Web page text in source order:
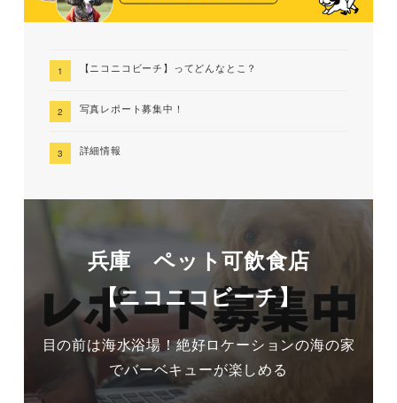
【ニコニコビーチ】ってどんなとこ？
写真レポート募集中！
詳細情報
兵庫 ペット可飲食店
【ニコニコビーチ】
目の前は海水浴場！絶好ロケーションの海の家
でバーベキューが楽しめる